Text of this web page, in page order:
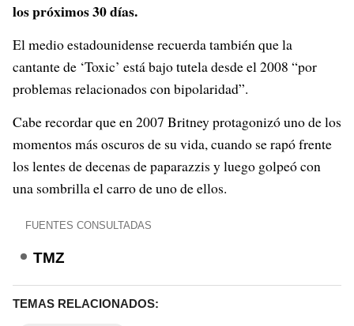
los próximos 30 días.
El medio estadounidense recuerda también que la
cantante de ‘Toxic’ está bajo tutela desde el 2008 “por
problemas relacionados con bipolaridad”.
Cabe recordar que en 2007 Britney protagonizó uno de los
momentos más oscuros de su vida, cuando se rapó frente
los lentes de decenas de paparazzis y luego golpeó con
una sombrilla el carro de uno de ellos.
FUENTES CONSULTADAS
TMZ
TEMAS RELACIONADOS: